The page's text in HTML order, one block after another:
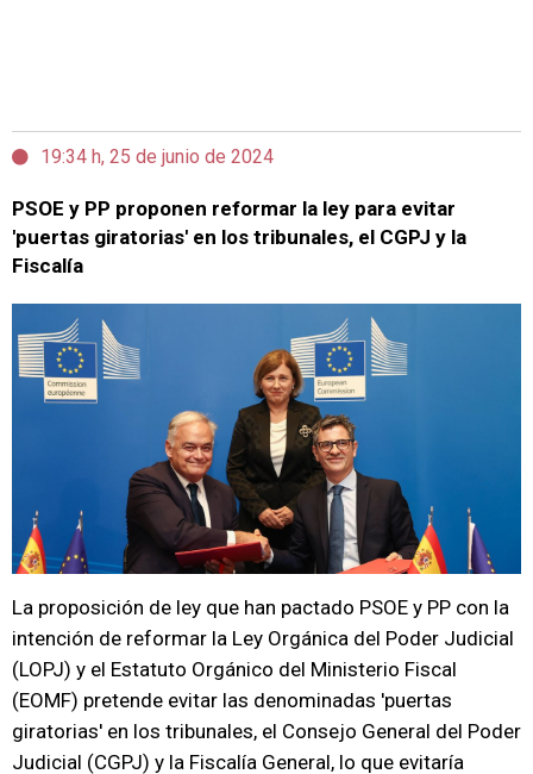
19:34 h, 25 de junio de 2024
PSOE y PP proponen reformar la ley para evitar
'puertas giratorias' en los tribunales, el CGPJ y la
Fiscalía
La proposición de ley que han pactado PSOE y PP con la
intención de reformar la Ley Orgánica del Poder Judicial
(LOPJ) y el Estatuto Orgánico del Ministerio Fiscal
(EOMF) pretende evitar las denominadas 'puertas
giratorias' en los tribunales, el Consejo General del Poder
Judicial (CGPJ) y la Fiscalía General, lo que evitaría